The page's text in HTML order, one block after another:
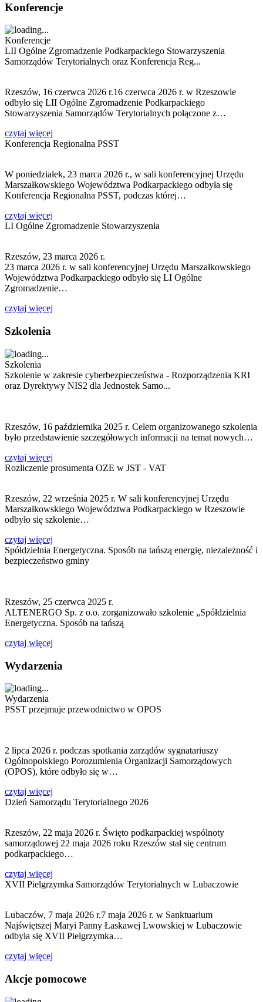
Konferencje
Konferencje
LII Ogólne Zgromadzenie Podkarpackiego Stowarzyszenia
Samorządów Terytorialnych oraz Konferencja Reg...
Rzeszów, 16 czerwca 2026 r.16 czerwca 2026 r. w Rzeszowie
odbyło się LII Ogólne Zgromadzenie Podkarpackiego
Stowarzyszenia Samorządów Terytorialnych połączone z…
czytaj więcej
Konferencja Regionalna PSST
W poniedziałek, 23 marca 2026 r., w sali konferencyjnej Urzędu
Marszałkowskiego Województwa Podkarpackiego odbyła się
Konferencja Regionalna PSST, podczas której…
czytaj więcej
LI Ogólne Zgromadzenie Stowarzyszenia
Rzeszów, 23 marca 2026 r.
23 marca 2026 r. w sali konferencyjnej Urzędu Marszałkowskiego
Województwa Podkarpackiego odbyło się LI Ogólne
Zgromadzenie…
czytaj więcej
Szkolenia
Szkolenia
Szkolenie w zakresie cyberbezpieczeństwa - Rozporządzenia KRI
oraz Dyrektywy NIS2 dla Jednostek Samo...
Rzeszów, 16 października 2025 r. Celem organizowanego szkolenia
było przedstawienie szczegółowych informacji na temat nowych…
czytaj więcej
Rozliczenie prosumenta OZE w JST - VAT
Rzeszów, 22 września 2025 r. W sali konferencyjnej Urzędu
Marszałkowskiego Województwa Podkarpackiego w Rzeszowie
odbyło się szkolenie…
czytaj więcej
Spółdzielnia Energetyczna. Sposób na tańszą energię, niezależność i
bezpieczeństwo gminy
Rzeszów, 25 czerwca 2025 r.
ALTENERGO Sp. z o.o. zorganizowało szkolenie „Spółdzielnia
Energetyczna. Sposób na tańszą
czytaj więcej
Wydarzenia
Wydarzenia
PSST przejmuje przewodnictwo w OPOS
2 lipca 2026 r. podczas spotkania zarządów sygnatariuszy
Ogólnopolskiego Porozumienia Organizacji Samorządowych
(OPOS), które odbyło się w…
czytaj więcej
Dzień Samorządu Terytorialnego 2026
Rzeszów, 22 maja 2026 r. Święto podkarpackiej wspólnoty
samorządowej 22 maja 2026 roku Rzeszów stał się centrum
podkarpackiego…
czytaj więcej
XVII Pielgrzymka Samorządów Terytorialnych w Lubaczowie
Lubaczów, 7 maja 2026 r.7 maja 2026 r. w Sanktuarium
Najświętszej Maryi Panny Łaskawej Lwowskiej w Lubaczowie
odbyła się XVII Pielgrzymka…
czytaj więcej
Akcje pomocowe